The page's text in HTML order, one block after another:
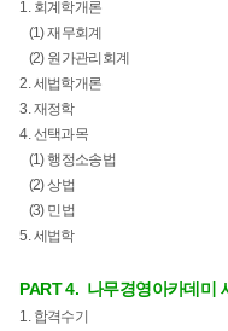
1. 회계학개론
(1) 재무회계
(2) 원가관리회계
2. 세법학개론
3. 재정학
4. 선택과목
(1) 행정소송법
(2) 상법
(3) 민법
5. 세법학
PART 4. 나무경영아카데미
1. 합격수기